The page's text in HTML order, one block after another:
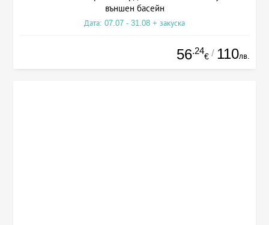
външен басейн
Дата: 07.07 - 31.08 + закуска
56.24
€ / 110лв.